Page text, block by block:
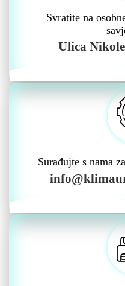
Svratite na
Ulica
Surađujte s nama